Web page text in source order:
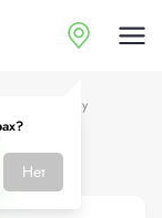
Нет
на бронзу